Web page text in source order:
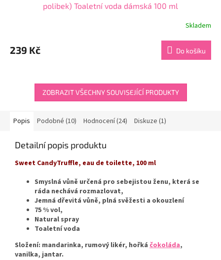
polibek) Toaletní voda dámská 100 ml
produktu
je
Skladem
239 Kč Do košíku
ZOBRAZIT VŠECHNY SOUVISEJÍCÍ PRODUKTY
Popis Podobné (10) Hodnocení (24) Diskuze (1)
Detailní popis produktu
Sweet CandyTruffle, eau de toilette, 100 ml
Smyslná vůně určená pro sebejistou ženu, která se
ráda nechává rozmazlovat,
Jemná dřevitá vůně, plná svěžesti a okouzlení
75 % vol,
Natural spray
Toaletní voda
Složení: mandarinka, rumový likér, hořká čokoláda,
vanilka, jantar.